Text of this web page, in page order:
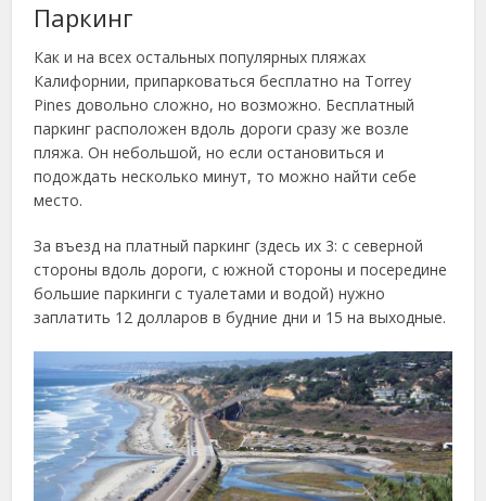
Паркинг
Как и на всех остальных популярных пляжах
Калифорнии, припарковаться бесплатно на Torrey
Pines довольно сложно, но возможно. Бесплатный
паркинг расположен вдоль дороги сразу же возле
пляжа. Он небольшой, но если остановиться и
подождать несколько минут, то можно найти себе
место.
За въезд на платный паркинг (здесь их 3: с северной
стороны вдоль дороги, с южной стороны и посередине
большие паркинги с туалетами и водой) нужно
заплатить 12 долларов в будние дни и 15 на выходные.